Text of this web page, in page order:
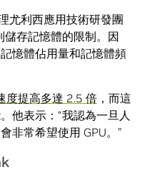
尤利西應用技術研發團
儲存記憶體的限制。因
憶體佔用量和記憶體頻
度提高多達 2.5 倍 ，而這
他表示：“我認為一旦人
非常希望使用 GPU。”